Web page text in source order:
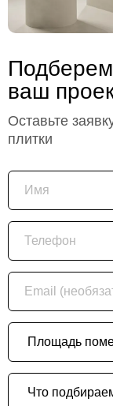
ваш
Оставьте
плитки
Имя
Телефон
Email
Площадь помещения
Что подбираем?